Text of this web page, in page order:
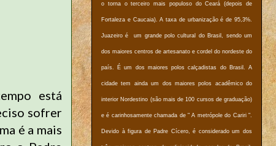
está
sofrer
é a mais
o torna o terceiro mais populoso do Ceará (depois de
Fortaleza e Caucaia). A taxa de urbanização é de 95,3%.
Juazeiro é um grande polo cultural do Brasil, sendo um
dos maiores centros de artesanato e cordel do nordeste do
país. É um dos maiores polos calçadistas do Brasil. A
cidade tem ainda um dos maiores polos acadêmico do
interior Nordestino (são mais de 100 cursos de graduação)
e é carinhosamente chamada de " A metrópole do Cariri ".
Devido à figura de Padre Cícero, é considerado um dos